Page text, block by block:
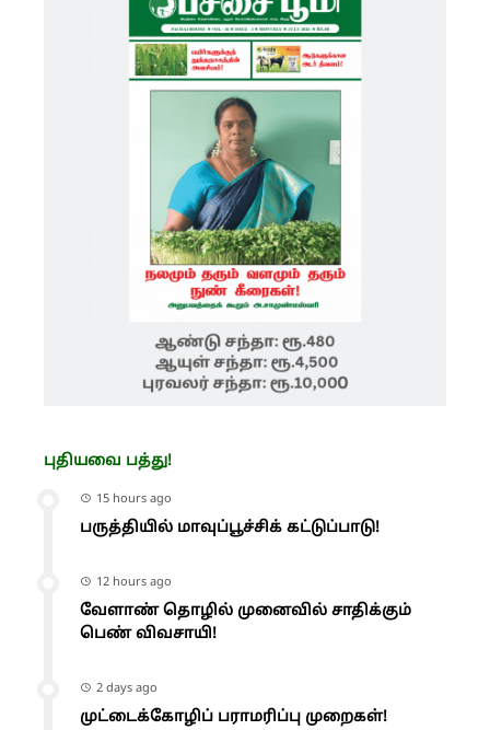
புதியவை பத்து!
15 hours ago
பருத்தியில் மாவுப்பூச்சிக் கட்டுப்பாடு!
12 hours ago
வேளாண் தொழில் முனைவில் சாதிக்கும்
பெண் விவசாயி!
2 days ago
முட்டைக்கோழிப் பராமரிப்பு முறைகள்!